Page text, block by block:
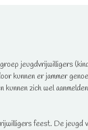
jeugdvrijwilligers
kunnen er jammer
zich wel
feest. De jeugd